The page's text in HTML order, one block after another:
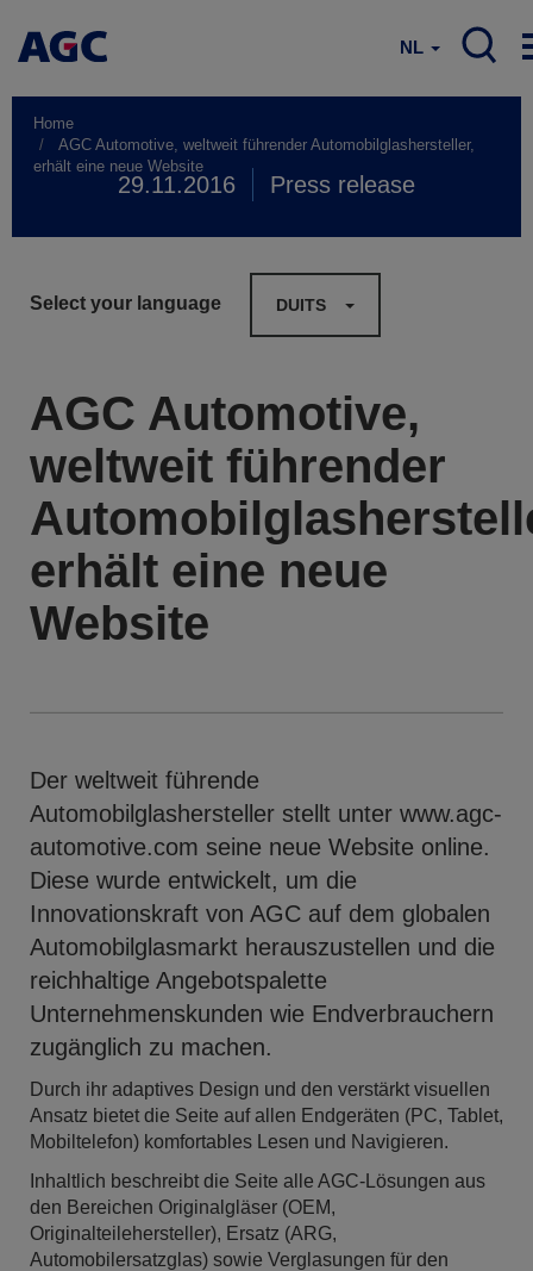
NL
Home
AGC Automotive, weltweit führender Automobilglashersteller,
erhält eine neue Website
29.11.2016 Press release
Select your language DUITS
AGC Automotive,
weltweit führender
erhält eine neue
Website
Der weltweit führende
Automobilglashersteller stellt unter www.agc-
automotive.com seine neue Website online.
Diese wurde entwickelt, um die
Innovationskraft von AGC auf dem globalen
Automobilglasmarkt herauszustellen und die
reichhaltige Angebotspalette
Unternehmenskunden wie Endverbrauchern
zugänglich zu machen.
Durch ihr adaptives Design und den verstärkt visuellen
Ansatz bietet die Seite auf allen Endgeräten (PC, Tablet,
Mobiltelefon) komfortables Lesen und Navigieren.
Inhaltlich beschreibt die Seite alle AGC-Lösungen aus
den Bereichen Originalgläser (OEM,
Originalteilehersteller), Ersatz (ARG,
Automobilersatzglas) sowie Verglasungen für den